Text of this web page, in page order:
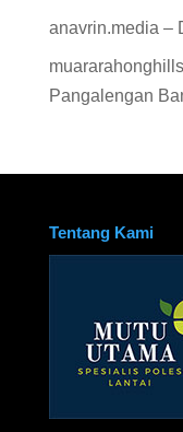
anavrin.media –
Pangalengan
Tentang Kami